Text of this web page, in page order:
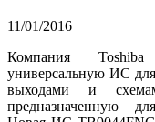
11/01/2016
Компания
универсальную ИС
выходами и
предназначенную